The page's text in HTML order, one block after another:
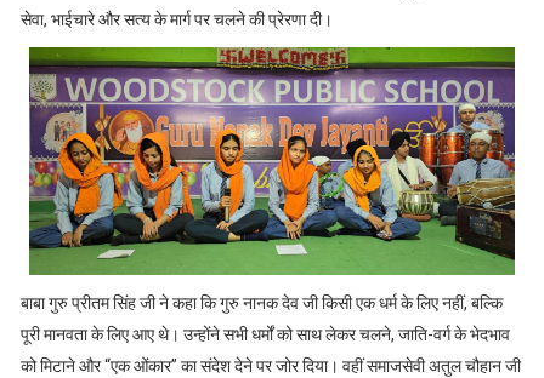
सेवा, भाईचारे और सत्य के मार्ग पर चलने की प्रेरणा दी।
बाबा गुरु प्रीतम सिंह जी ने कहा कि गुरु नानक देव जी किसी एक धर्म के लिए नहीं, बल्कि
पूरी मानवता के लिए आए थे। उन्होंने सभी धर्मों को साथ लेकर चलने, जाति-वर्ग के भेदभाव
को मिटाने और “एक ओंकार” का संदेश देने पर जोर दिया। वहीं समाजसेवी अतुल चौहान जी